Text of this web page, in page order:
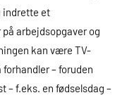
indrette et
arbejdsopgaver og
kan være TV-
– foruden
– f.eks. en fødselsdag –